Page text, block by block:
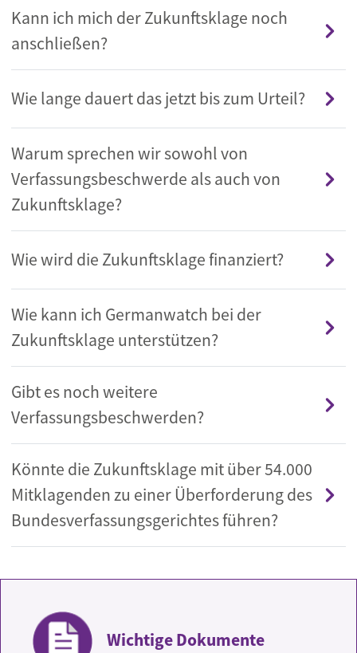
Kann ich mich der Zukunftsklage noch
anschließen?
Wie lange dauert das jetzt bis zum Urteil?
Warum sprechen wir sowohl von
Verfassungsbeschwerde als auch von
Zukunftsklage?
Wie wird die Zukunftsklage finanziert?
Wie kann ich Germanwatch bei der
Zukunftsklage unterstützen?
Gibt es noch weitere
Verfassungsbeschwerden?
Könnte die Zukunftsklage mit über 54.000
Mitklagenden zu einer Überforderung des
Bundesverfassungsgerichtes führen?
Wichtige Dokumente